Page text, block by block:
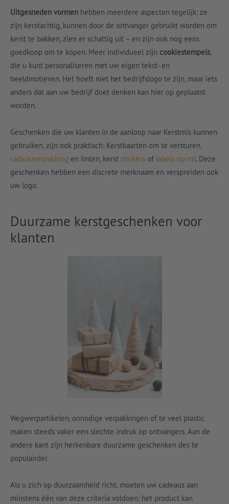
Uitgesneden vormen hebben meerdere aspecten tegelijk: ze
zijn kerstachtig, kunnen door de ontvanger gebruikt worden om
kerst te bakken, zien er schattig uit – en zijn ook nog eens
goedkoop om te kopen. Meer individueel zijn cookiestempels,
die u kunt personaliseren met uw eigen tekst- en
beeldmotieven. Het hoeft niet het bedrijfslogo te zijn, maar iets
anders dat aan uw bedrijf doet denken kan hier op geplaatst
worden.
Geschenken die uw klanten in de aanloop naar Kerstmis kunnen
gebruiken, zijn ook praktisch: Kerstkaarten om te versturen,
cadeauverpakking en linten, kerst stickers of labels op rol. Deze
geschenken hebben een discrete merknaam en verspreiden ook
uw logo.
Duurzame kerstgeschenken voor
klanten
Wegwerpartikelen, onnodige verpakkingen of te veel plastic
maken steeds vaker een slechte indruk op ontvangers. Aan de
andere kant zijn herkenbare duurzame geschenken des te
populairder.
Als u zich op duurzaamheid richt, moeten uw cadeaus aan
minstens één van deze criteria voldoen: het product kan